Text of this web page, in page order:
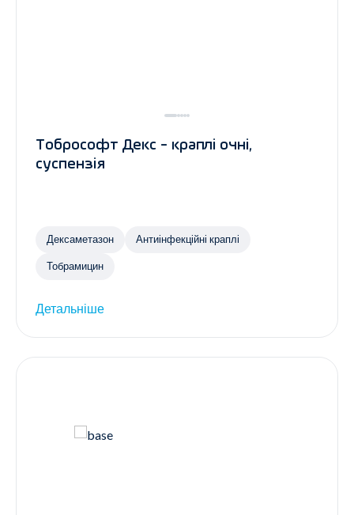
Тобрософт Декс - краплі очні,
суспензія
Дексаметазон Антиінфекційні краплі
Тобрамицин
Детальніше